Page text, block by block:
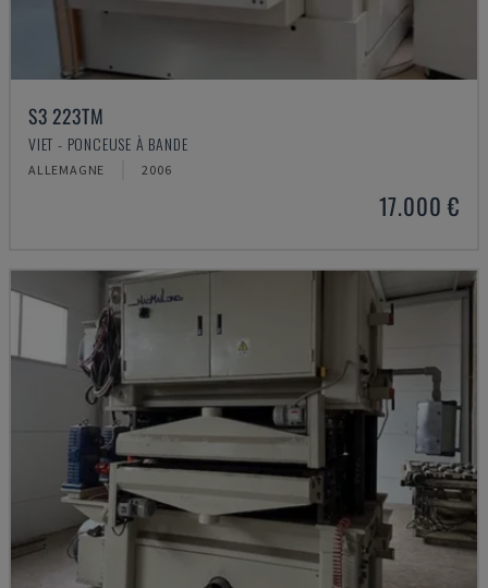
S3 223TM
VIET - PONCEUSE À BANDE
ALLEMAGNE 2006
17.000 €